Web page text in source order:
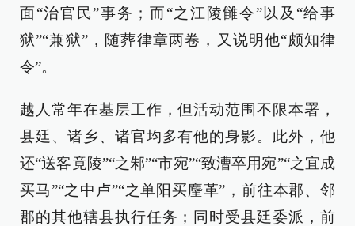
面“治官民”事务；而“之江陵雠令”以及“给事
狱”“兼狱”，随葬律章两卷，又说明他“颇知律
令”。
越人常年在基层工作，但活动范围不限本署，
县廷、诸乡、诸官均多有他的身影。此外，他
还“送客竟陵”“之邾”“市宛”“致漕卒用宛”“之宜成
买马”“之中卢”“之单阳买麈革”，前往本郡、邻
郡的其他辖县执行任务；同时受县廷委派，前